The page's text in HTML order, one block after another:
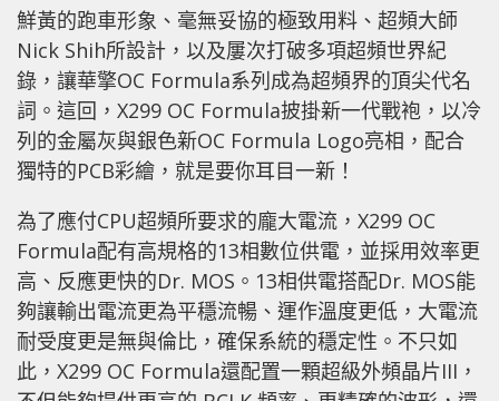
鮮黃的跑車形象、毫無妥協的極致用料、超頻大師
Nick Shih所設計，以及屢次打破多項超頻世界紀
錄，讓華擎OC Formula系列成為超頻界的頂尖代名
詞。這回，X299 OC Formula披掛新一代戰袍，以冷
列的金屬灰與銀色新OC Formula Logo亮相，配合
獨特的PCB彩繪，就是要你耳目一新！
為了應付CPU超頻所要求的龐大電流，X299 OC
Formula配有高規格的13相數位供電，並採用效率更
高、反應更快的Dr. MOS。13相供電搭配Dr. MOS能
夠讓輸出電流更為平穩流暢、運作溫度更低，大電流
耐受度更是無與倫比，確保系統的穩定性。不只如
此，X299 OC Formula還配置一顆超級外頻晶片III，